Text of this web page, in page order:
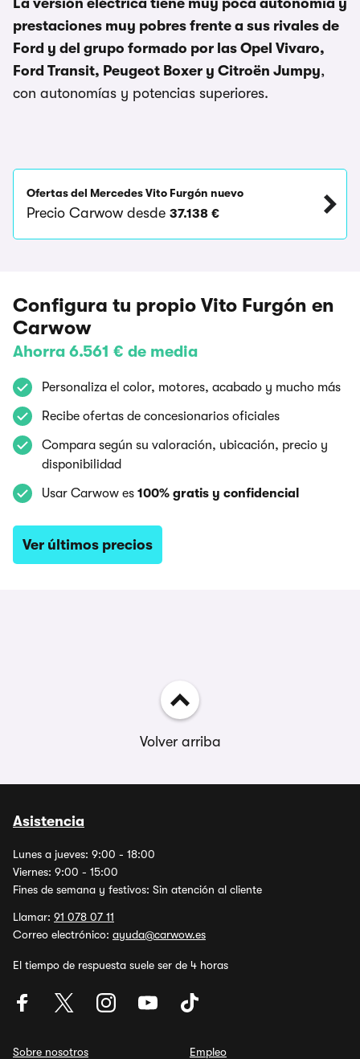
La versión eléctrica tiene muy poca autonomía y
prestaciones muy pobres frente a sus rivales de
Ford y del grupo formado por las Opel Vivaro,
Ford Transit, Peugeot Boxer y Citroën Jumpy,
con autonomías y potencias superiores.
Ofertas del Mercedes Vito Furgón nuevo
Precio Carwow desde 37.138 €
Configura tu propio Vito Furgón en
Carwow
Ahorra 6.561 € de media
Personaliza el color, motores, acabado y mucho más
Recibe ofertas de concesionarios oficiales
Compara según su valoración, ubicación, precio y
disponibilidad
Usar Carwow es 100% gratis y confidencial
Ver últimos precios
Volver arriba
Asistencia
Lunes a jueves: 9:00 - 18:00
Viernes: 9:00 - 15:00
Fines de semana y festivos: Sin atención al cliente
Llamar: 91 078 07 11
Correo electrónico: ayuda@carwow.es
El tiempo de respuesta suele ser de 4 horas
Sobre nosotros
Empleo